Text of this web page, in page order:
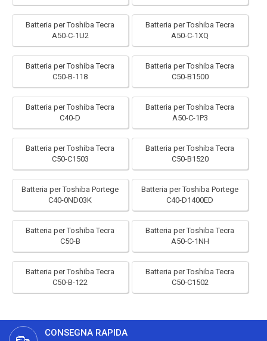
Batteria per Toshiba Tecra
A50-C-1U2
Batteria per Toshiba Tecra
A50-C-1XQ
Batteria per Toshiba Tecra
C50-B-118
Batteria per Toshiba Tecra
C50-B1500
Batteria per Toshiba Tecra
C40-D
Batteria per Toshiba Tecra
A50-C-1P3
Batteria per Toshiba Tecra
C50-C1503
Batteria per Toshiba Tecra
C50-B1520
Batteria per Toshiba Portege
C40-0ND03K
Batteria per Toshiba Portege
C40-D1400ED
Batteria per Toshiba Tecra
C50-B
Batteria per Toshiba Tecra
A50-C-1NH
Batteria per Toshiba Tecra
C50-B-122
Batteria per Toshiba Tecra
C50-C1502
CONSEGNA RAPIDA